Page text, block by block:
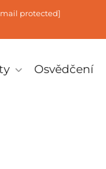
protected]
Osvědčení